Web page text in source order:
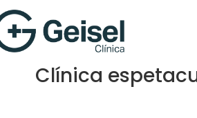
Clínica